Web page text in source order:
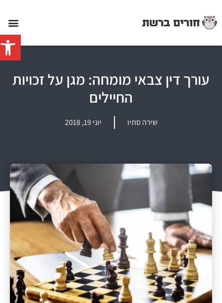
פתח
עורך דין צבאי מומחה: מגן על זכויות
החיילים
שירה סתיו יוני 19, 2018